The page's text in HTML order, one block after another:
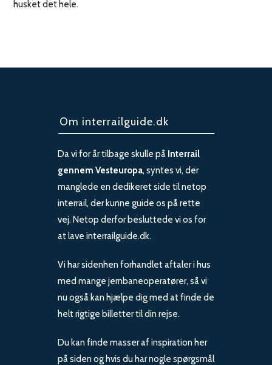
husket det hele.
Om interrailguide.dk
Da vi for år tilbage skulle på Interrail
gennem Vesteuropa, syntes vi, der
manglede en dedikeret side til netop
interrail, der kunne guide os på rette
vej. Netop derfor besluttede vi os for
at lave interrailguide.dk.
Vi har sidenhen forhandlet aftaler i hus
med mange jernbaneoperatører, så vi
nu også kan hjælpe dig med at finde de
helt rigtige billetter til din rejse.
Du kan finde masser af inspiration her
på siden og hvis du har nogle spørgsmål